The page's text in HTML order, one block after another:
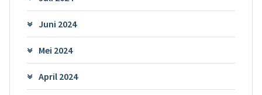
Juni 2024
Mei 2024
April 2024